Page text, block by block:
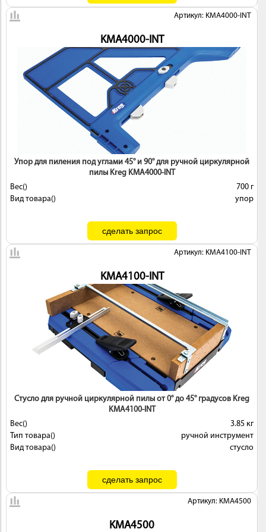
Артикул: KMA4000-INT
KMA4000-INT
Упор для пиления под углами 45° и 90° для ручной циркулярной
пилы Kreg KMA4000-INT
Вес()
700 г
Вид товара()
упор
Артикул: KMA4100-INT
KMA4100-INT
Стусло для ручной циркулярной пилы от 0° до 45° градусов Kreg
KMA4100-INT
Вес()
3.85 кг
Тип товара()
ручной инструмент
Вид товара()
стусло
Артикул: KMA4500
KMA4500